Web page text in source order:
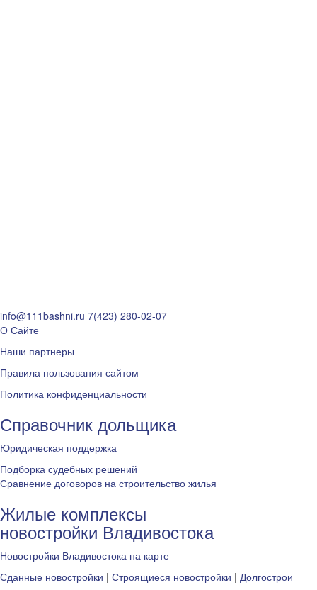
info@111bashni.ru 7(423) 280-02-07
О Сайте
Наши партнеры
Правила пользования сайтом
Политика конфиденциальности
Справочник дольщика
Юридическая поддержка
Подборка судебных решений
Сравнение договоров на строительство жилья
Жилые комплексы
новостройки Владивостока
Новостройки Владивостока на карте
Сданные новостройки | Строящиеся новостройки | Долгострои